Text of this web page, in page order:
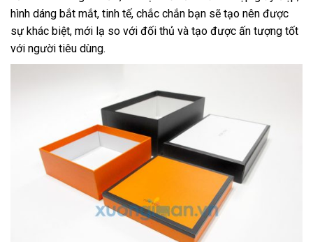
hình dáng bắt mắt, tinh tế, chắc chắn bạn sẽ tạo nên được
sự khác biệt, mới lạ so với đối thủ và tạo được ấn tượng tốt
với người tiêu dùng.